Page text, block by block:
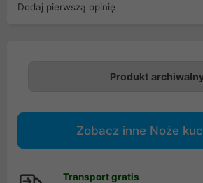
Dodaj pierwszą opinię
Produkt
Zobacz inne Noże
Transport gratis